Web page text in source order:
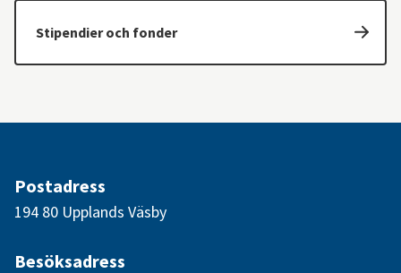
Stipendier och fonder
Postadress
194 80 Upplands Väsby
Besöksadress